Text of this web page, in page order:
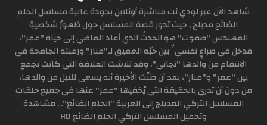
شاهد الآن عبر لودي نت مباشرة أونلاين بجودة عالية مسلسل الحلم
الضائع مدبلج , حيث تدور قصة المسلسل حول ظهورُ شخصيةِ
المهندس "صفوت" هو الحدثُ الذي أعادَ الماضي إلى حياة "عمر"،
فدخل في صراعٍ نفسيٍّ بين حبّه العميق لـ"منار" ورغبته الجامحة في
الانتقام من والدها "نجاتي". وقد تلاشت العلاقة التي كانت تجمع
بين "عمر" و"منار"، بعد أن ظنّت الأخيرة أنه يسعى للنيل من والدها،
من دون أن تدري بالحقيقة التي يُخفيها "عمر" عنها في جميع حلقات
المسلسل التركي المدبلج إلى العربية "الحلم الضائع". . مشاهدة
وتحميل المسلسل التركي الحلم الضائع HD